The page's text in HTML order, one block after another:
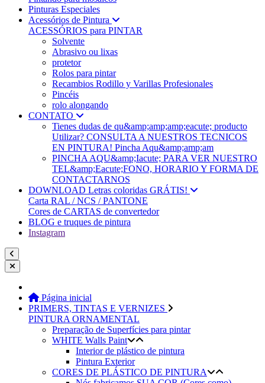
Pinturas Especiales
Acessórios de Pintura
ACESSÓRIOS para PINTAR
Solvente
Abrasivo ou lixas
protetor
Rolos para pintar
Recambios Rodillo y Varillas Profesionales
Pincéis
rolo alongando
CONTATO
Tienes dudas de qu&amp;amp;amp;eacute; producto
Utilizar? CONSULTA A NUESTROS TECNICOS
EN PINTURA! Pincha Aqu&amp;amp;am
PINCHA AQU&amp;Iacute; PARA VER NUESTRO
TEL&amp;Eacute;FONO, HORARIO Y FORMA DE
CONTACTARNOS
DOWNLOAD Letras coloridas GRÁTIS!
Carta RAL / NCS / PANTONE
Cores de CARTAS de convertedor
BLOG e truques de pintura
Instagram
Página inicial
PRIMERS, TINTAS E VERNIZES
PINTURA ORNAMENTAL
Preparação de Superfícies para pintar
WHITE Walls Paint
Interior de plástico de pintura
Pintura Exterior
CORES DE PLÁSTICO DE PINTURA